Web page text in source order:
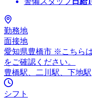
勤務地
面接地
愛知県豊橋市 ※こちら
をご確認ください。
豊橋駅、二川駅、下地駅
シフト